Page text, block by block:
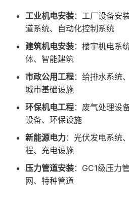
工业机电安装：工厂设备安
道系统、自动化控制系统
建筑机电安装：楼宇机电系
体、智能建筑
市政公用工程：给排水系统
城市基础设施
环保机电工程：废气处理设
设备、环保设施
新能源电力：光伏发电系统
程、充电设施
压力管道安装：GC1级压力
网、特种管道